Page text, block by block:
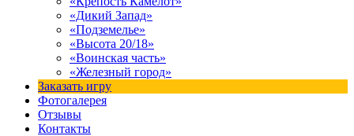
«Дикий Запад»
«Подземелье»
«Высота 20/18»
«Воинская часть»
«Железный город»
Заказать игру
Фотогалерея
Отзывы
Контакты